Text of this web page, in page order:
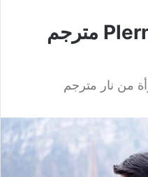
مسلسل Plerng Naree مترجم
من نار مترجم